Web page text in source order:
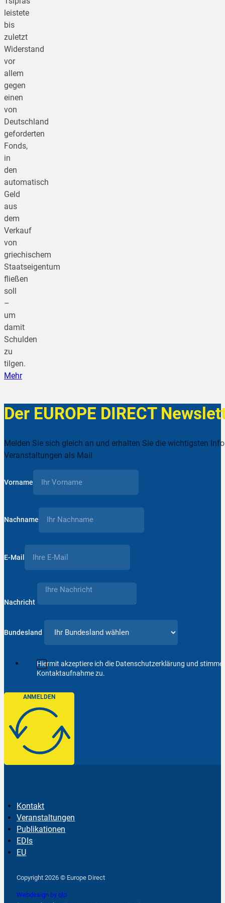
leistete
bis
zuletzt
Widerstand
vor
allem
gegen
einen
von
Deutschland
geforderten
Fonds,
in
den
automatisch
Geld
aus
dem
Verkauf
von
griechischem
Staatseigentum
fließen
soll
–
um
damit
Schulden
zu
tilgen.
Mehr
Der EUROPE DIRECT
Melden Sie sich gleich an und erhalten Sie die wichtigsten
Veranstaltungen als Mail
Vorname
Nachname
E-Mail
Nachricht
Bundesland
Hiermit akzeptiere ich die Datenschutzerklärung und
Kontaktaufnahme zu.
ANMELDEN
Kontakt
Veranstaltungen
Publikationen
EDIs
EU
Copyright 2026 © Europe Direct
Webdesign by qlp